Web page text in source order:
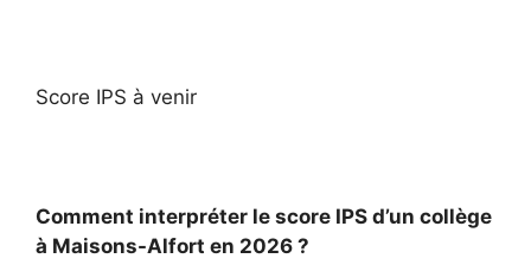
Score IPS à venir
Comment interpréter le score IPS d’un collège
à Maisons-Alfort en 2026 ?